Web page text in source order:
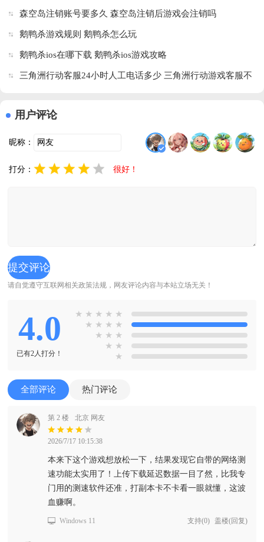
森空岛注销账号要多久 森空岛注销后游戏会注销吗
鹅鸭杀游戏规则 鹅鸭杀怎么玩
鹅鸭杀ios在哪下载 鹅鸭杀ios游戏攻略
三角洲行动客服24小时人工电话多少 三角洲行动游戏客服不
用户评论
昵称：
打分： 很好！
请自觉遵守互联网相关政策法规，网友评论内容与本站立场无关！
4.0
已有2人打分！
★ ★ ★ ★ ★
★ ★ ★ ★
★ ★ ★
★ ★
★
全部评论 热门评论
第 2 楼 北京 网友
2026/7/17 10:15:38
本来下这个游戏想放松一下，结果发现它自带的网络测
速功能太实用了！上传下载延迟数据一目了然，比我专
门用的测速软件还准，打副本卡不卡看一眼就懂，这波
血赚啊。
Windows 11 支持(0) 盖楼(回复)